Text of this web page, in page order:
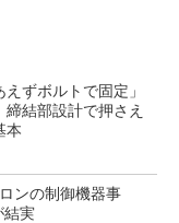
えずボルトで固定」
結部設計で押さえ
本
ンの制御機器事
結実